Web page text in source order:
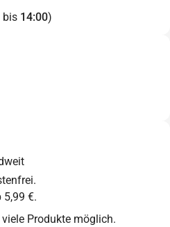
bis 14:00)
5,99 €.
Produkte möglich.